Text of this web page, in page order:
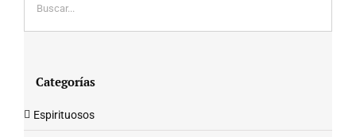
Categorías
Espirituosos